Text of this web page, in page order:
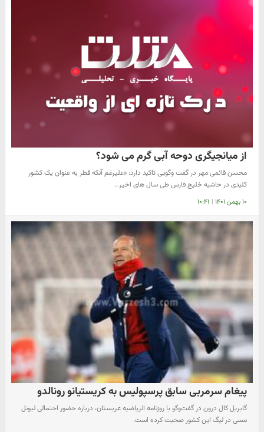
از میانجیگری دوحه آبی گرم می شود؟
محسن قائمی مهر در گفت وگویی تاکید دارد: «علیرغم آنکه قطر به عنوان یک کشور
کلیدی در حاشیه خلیج فارس طی سال های اخیر…
۱۰ بهمن ۱۴۰۱ | ۱۰:۴۱
پیغام سرمربی سابق پرسپولیس به کریستیانو رونالدو
گابریل کال درون در گفت‌وگو با روزنامه الریاضیه عربستان، درباره حضور احتمالی لیونل
مسی در لیگ این کشور صحبت کرده است.